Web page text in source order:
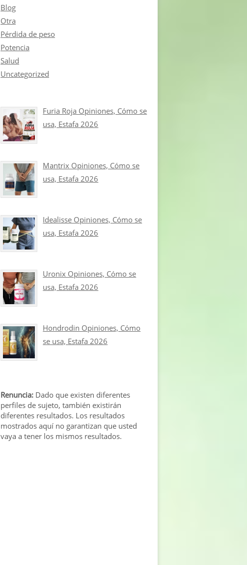
Blog
Otra
Pérdida de peso
Potencia
Salud
Uncategorized
Furia Roja Opiniones, Cómo se
usa, Estafa 2026
Mantrix Opiniones, Cómo se
usa, Estafa 2026
Idealisse Opiniones, Cómo se
usa, Estafa 2026
Uronix Opiniones, Cómo se
usa, Estafa 2026
Hondrodin Opiniones, Cómo
se usa, Estafa 2026
Renuncia: Dado que existen diferentes
perfiles de sujeto, también existirán
diferentes resultados. Los resultados
mostrados aquí no garantizan que usted
vaya a tener los mismos resultados.